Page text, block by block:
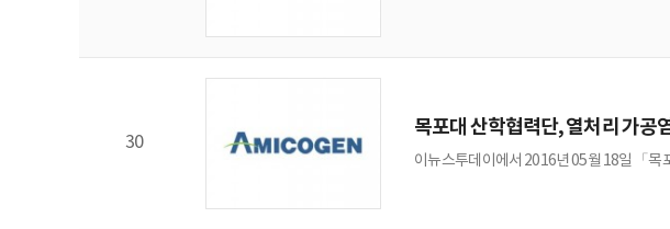
30
목포대 산학협력단, 열처리 가공
이뉴스투데이에서 2016년 05월 18일 「